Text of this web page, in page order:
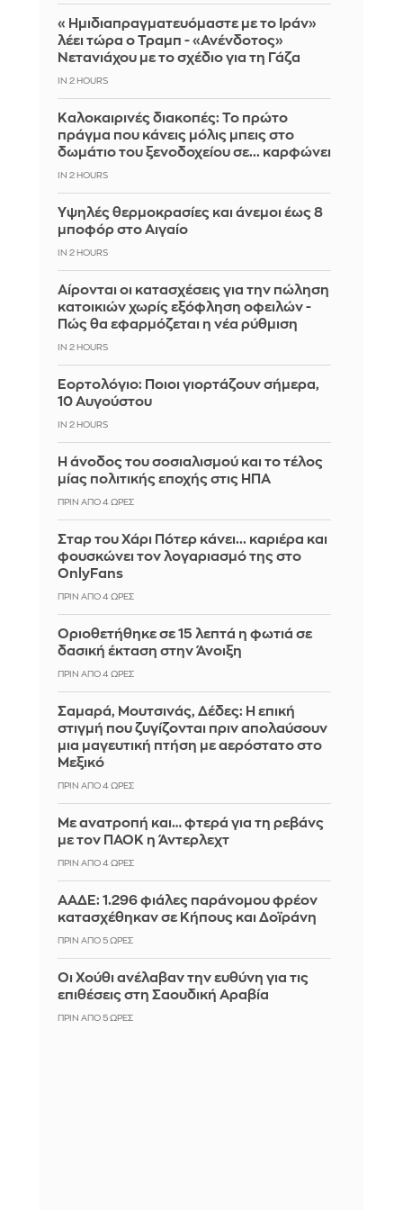
«Ημιδιαπραγματευόμαστε με το Ιράν»
λέει τώρα ο Τραμπ - «Ανένδοτος»
Νετανιάχου με το σχέδιο για τη Γάζα
IN 2 HOURS
Καλοκαιρινές διακοπές: Το πρώτο
πράγμα που κάνεις μόλις μπεις στο
δωμάτιο του ξενοδοχείου σε... καρφώνει
IN 2 HOURS
Υψηλές θερμοκρασίες και άνεμοι έως 8
μποφόρ στο Αιγαίο
IN 2 HOURS
Αίρονται οι κατασχέσεις για την πώληση
κατοικιών χωρίς εξόφληση οφειλών -
Πώς θα εφαρμόζεται η νέα ρύθμιση
IN 2 HOURS
Εορτολόγιο: Ποιοι γιορτάζουν σήμερα,
10 Αυγούστου
IN 2 HOURS
Η άνοδος του σοσιαλισμού και το τέλος
μίας πολιτικής εποχής στις ΗΠΑ
ΠΡΙΝ ΑΠΌ 4 ΏΡΕΣ
Σταρ του Χάρι Πότερ κάνει... καριέρα και
φουσκώνει τον λογαριασμό της στο
OnlyFans
ΠΡΙΝ ΑΠΌ 4 ΏΡΕΣ
Οριοθετήθηκε σε 15 λεπτά η φωτιά σε
δασική έκταση στην Άνοιξη
ΠΡΙΝ ΑΠΌ 4 ΏΡΕΣ
Σαμαρά, Μουτσινάς, Δέδες: Η επική
στιγμή που ζυγίζονται πριν απολαύσουν
μια μαγευτική πτήση με αερόστατο στο
Μεξικό
ΠΡΙΝ ΑΠΌ 4 ΏΡΕΣ
Με ανατροπή και… φτερά για τη ρεβάνς
με τον ΠΑΟΚ η Άντερλεχτ
ΠΡΙΝ ΑΠΌ 4 ΏΡΕΣ
ΑΑΔΕ: 1.296 φιάλες παράνομου φρέον
κατασχέθηκαν σε Κήπους και Δοϊράνη
ΠΡΙΝ ΑΠΌ 5 ΏΡΕΣ
Οι Χούθι ανέλαβαν την ευθύνη για τις
επιθέσεις στη Σαουδική Αραβία
ΠΡΙΝ ΑΠΌ 5 ΏΡΕΣ